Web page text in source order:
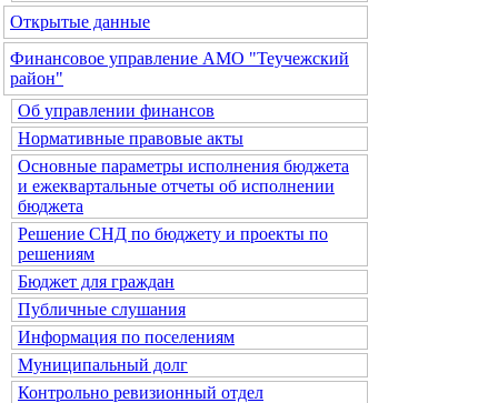
Открытые данные
Финансовое управление АМО "Теучежский
район"
Об управлении финансов
Нормативные правовые акты
Основные параметры исполнения бюджета
и ежеквартальные отчеты об исполнении
бюджета
Решение СНД по бюджету и проекты по
решениям
Бюджет для граждан
Публичные слушания
Информация по поселениям
Муниципальный долг
Контрольно ревизионный отдел